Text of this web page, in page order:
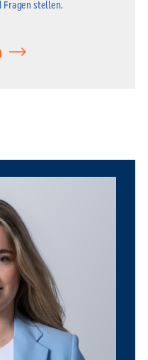
Fragen stellen.